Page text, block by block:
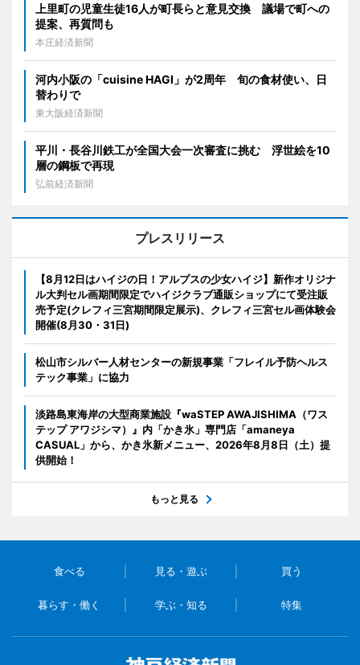
上里町の児童生徒16人が町長らと意見交換 議場で町への
提案、再質問も
本庄経済新聞
河内小阪の「cuisine HAGI」が2周年 旬の食材使い、日
替わりで
東大阪経済新聞
平川・長谷川鉄工が全国大会一次審査に挑む 浮世絵を10
層の鋼板で再現
弘前経済新聞
プレスリリース
【8月12日はハイジの日！アルプスの少女ハイジ】新作オリジナ
ル大判セル画期間限定でハイジクラブ通販ショップにて受注販
売予定(クレフィ三宮期間限定展示)、クレフィ三宮セル画体験会
開催(8月30・31日)
松山市シルバー人材センターの新規事業「フレイル予防ヘルス
テック事業」に協力
淡路島東海岸の大型商業施設『waSTEP AWAJISHIMA（ワス
テップ アワジシマ）』内「かき氷」専門店「amaneya
CASUAL」から、かき氷新メニュー、2026年8月8日（土）提
供開始！
もっと見る
食べる 見る・遊ぶ 買う
暮らす・働く 学ぶ・知る 特集